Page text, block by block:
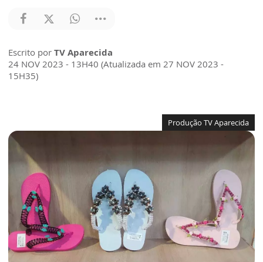
Escrito por TV Aparecida
24 NOV 2023 - 13H40 (Atualizada em 27 NOV 2023 -
15H35)
Produção TV Aparecida